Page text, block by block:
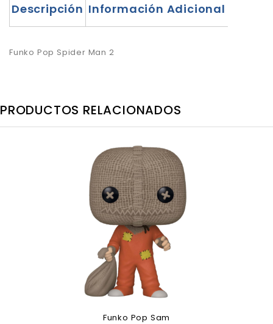
Descripción Información Adicional
Funko Pop Spider Man 2
PRODUCTOS RELACIONADOS
Funko Pop Sam